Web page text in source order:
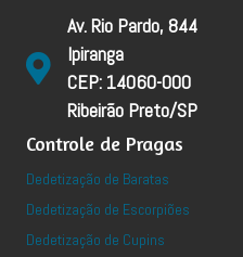
Av. Rio Pardo, 844
Ipiranga
CEP: 14060-000
Ribeirão Preto/SP
Controle de Pragas
Dedetização de Baratas
Dedetização de Escorpiões
Dedetização de Cupins